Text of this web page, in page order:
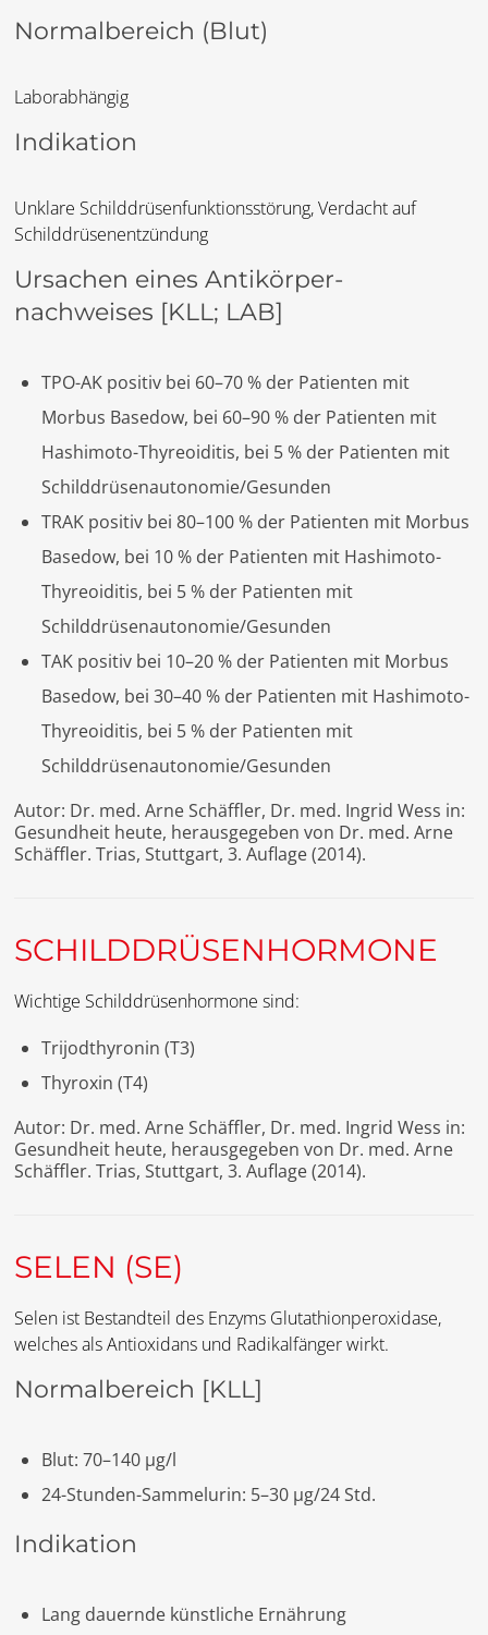
Normalbereich (Blut)
Laborabhängig
Indikation
Unklare Schilddrüsenfunktionsstörung, Verdacht auf
Schilddrüsenentzündung
Ursachen eines Antikörper-
nachweises [KLL; LAB]
TPO-AK positiv bei 60–70 % der Patienten mit
Morbus Basedow, bei 60–90 % der Patienten mit
Hashimoto-Thyreoiditis, bei 5 % der Patienten mit
Schilddrüsenautonomie/Gesunden
TRAK positiv bei 80–100 % der Patienten mit Morbus
Basedow, bei 10 % der Patienten mit Hashimoto-
Thyreoiditis, bei 5 % der Patienten mit
Schilddrüsenautonomie/Gesunden
TAK positiv bei 10–20 % der Patienten mit Morbus
Basedow, bei 30–40 % der Patienten mit Hashimoto-
Thyreoiditis, bei 5 % der Patienten mit
Schilddrüsenautonomie/Gesunden
Autor: Dr. med. Arne Schäffler, Dr. med. Ingrid Wess in:
Gesundheit heute, herausgegeben von Dr. med. Arne
Schäffler. Trias, Stuttgart, 3. Auflage (2014).
SCHILDDRÜSENHORMONE
Wichtige Schilddrüsenhormone sind:
Trijodthyronin (T3)
Thyroxin (T4)
Autor: Dr. med. Arne Schäffler, Dr. med. Ingrid Wess in:
Gesundheit heute, herausgegeben von Dr. med. Arne
Schäffler. Trias, Stuttgart, 3. Auflage (2014).
SELEN (SE)
Selen ist Bestandteil des Enzyms Glutathionperoxidase,
welches als Antioxidans und Radikalfänger wirkt.
Normalbereich [KLL]
Blut: 70–140 µg/l
24-Stunden-Sammelurin: 5–30 µg/24 Std.
Indikation
Lang dauernde künstliche Ernährung